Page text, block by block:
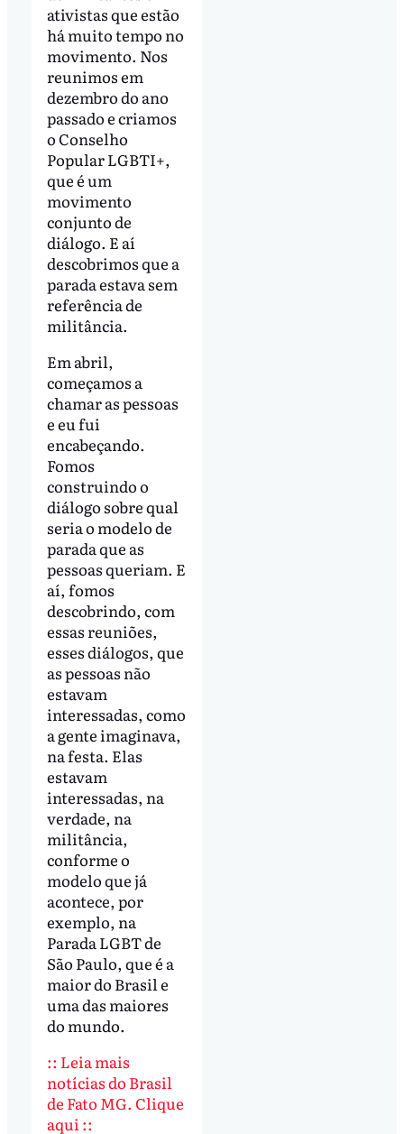
ativistas que estão
há muito tempo no
movimento. Nos
reunimos em
dezembro do ano
passado e criamos
o Conselho
Popular LGBTI+,
que é um
movimento
conjunto de
diálogo. E aí
descobrimos que a
parada estava sem
referência de
militância.
Em abril,
começamos a
chamar as pessoas
e eu fui
encabeçando.
Fomos
construindo o
diálogo sobre qual
seria o modelo de
parada que as
pessoas queriam. E
aí, fomos
descobrindo, com
essas reuniões,
esses diálogos, que
as pessoas não
estavam
interessadas, como
a gente imaginava,
na festa. Elas
estavam
interessadas, na
verdade, na
militância,
conforme o
modelo que já
acontece, por
exemplo, na
Parada LGBT de
São Paulo, que é a
maior do Brasil e
uma das maiores
do mundo.
:: Leia mais
notícias do Brasil
de Fato MG. Clique
aqui ::